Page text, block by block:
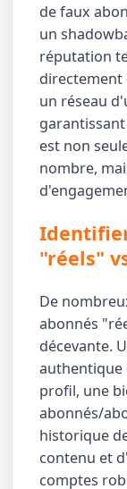
de faux
un
réputation
directement
un réseau
est non
nombre,
"réels"
De
abonnés
décevante.
authentique
profil, une
abonnés/
historique
contenu et
comptes